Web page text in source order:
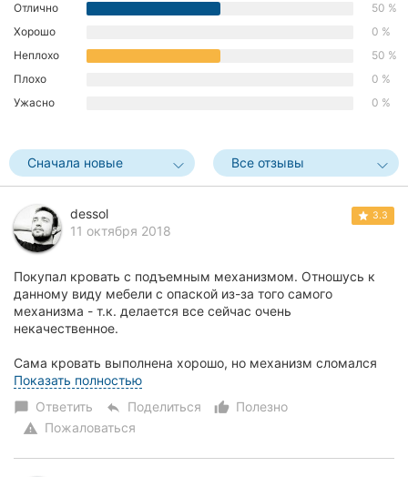
Харьков
Запорожье
Днепр
Кривой
Рог
Николаев
Полтава
Черкассы
Сумы
Отлично
50 %
Хорошо
0 %
Неплохо
50 %
Плохо
0 %
Ужасно
0 %
Сначала новые Все отзывы
dessol
11 октября 2018
3.3
Покупал кровать с подъемным механизмом. Отношусь к
данному виду мебели с опаской из-за того самого
механизма - т.к. делается все сейчас очень
некачественное.
Сама кровать выполнена хорошо, но механизм сломался
через 2 месяца (брак). Также лопнула...
Показать полностью
chat_bubble Ответить reply Поделиться thumb_up_alt
Полезно
warning Пожаловаться